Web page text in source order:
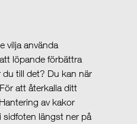
vilja använda
löpande förbättra
till det? Du kan när
att återkalla ditt
av kakor
sidfoten längst ner på